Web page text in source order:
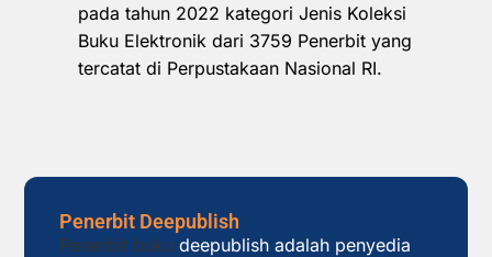
pada tahun 2022 kategori Jenis Koleksi
Buku Elektronik dari 3759 Penerbit yang
tercatat di Perpustakaan Nasional RI.
Penerbit Deepublish
Penerbit buku deepublish adalah penyedia